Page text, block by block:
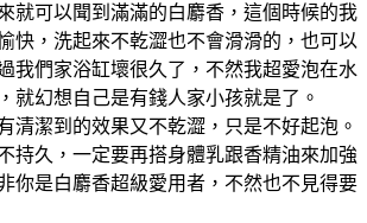
就可以聞到滿滿的白麝香，這個時候的我
快，洗起來不乾澀也不會滑滑的，也可以
我們家浴缸壞很久了，不然我超愛泡在水
就幻想自己是有錢人家小孩就是了。
清潔到的效果又不乾澀，只是不好起泡。
持久，一定要再搭身體乳跟香精油來加強
你是白麝香超級愛用者，不然也不見得要